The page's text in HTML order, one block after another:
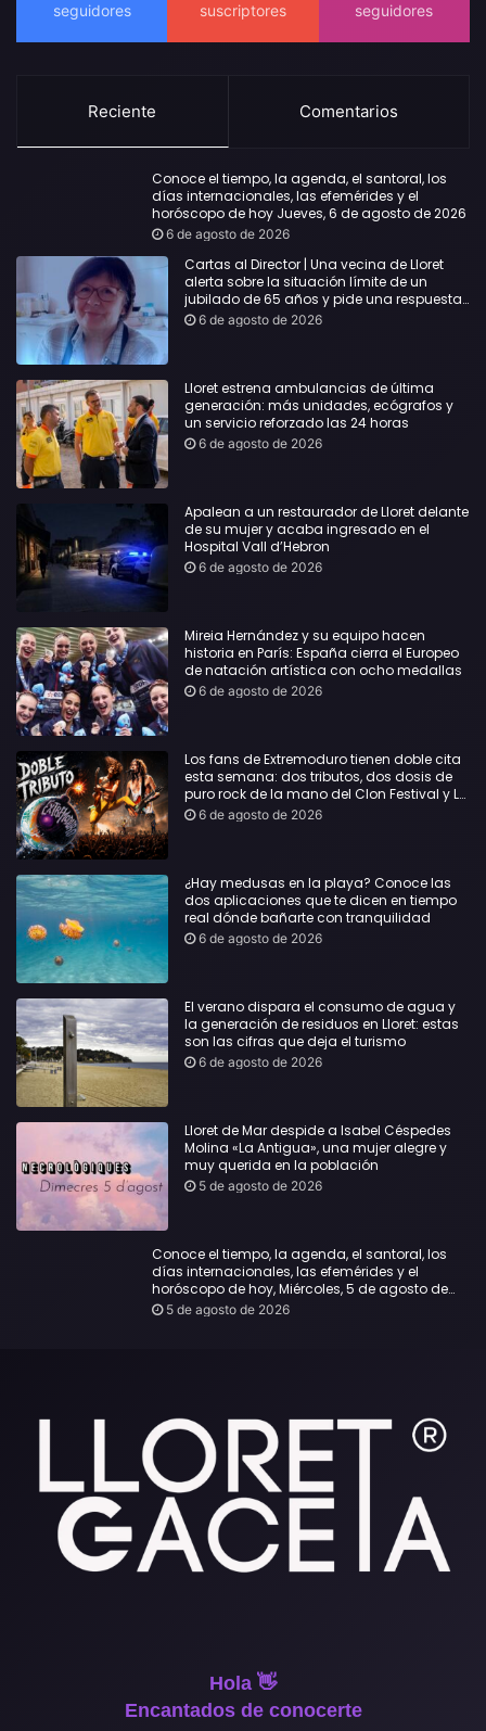
Reciente Comentarios
Conoce el tiempo, la agenda, el santoral, los
días internacionales, las efemérides y el
horóscopo de hoy Jueves, 6 de agosto de 2026
6 de agosto de 2026
Cartas al Director | Una vecina de Lloret
alerta sobre la situación límite de un
jubilado de 65 años y pide una respuesta
urgente
6 de agosto de 2026
Lloret estrena ambulancias de última
generación: más unidades, ecógrafos y
un servicio reforzado las 24 horas
6 de agosto de 2026
Apalean a un restaurador de Lloret delante
de su mujer y acaba ingresado en el
Hospital Vall d’Hebron
6 de agosto de 2026
Mireia Hernández y su equipo hacen
historia en París: España cierra el Europeo
de natación artística con ocho medallas
6 de agosto de 2026
Los fans de Extremoduro tienen doble cita
esta semana: dos tributos, dos dosis de
puro rock de la mano del Clon Festival y La
Jarana
6 de agosto de 2026
¿Hay medusas en la playa? Conoce las
dos aplicaciones que te dicen en tiempo
real dónde bañarte con tranquilidad
6 de agosto de 2026
El verano dispara el consumo de agua y
la generación de residuos en Lloret: estas
son las cifras que deja el turismo
6 de agosto de 2026
Lloret de Mar despide a Isabel Céspedes
Molina «La Antigua», una mujer alegre y
muy querida en la población
5 de agosto de 2026
Conoce el tiempo, la agenda, el santoral, los
días internacionales, las efemérides y el
horóscopo de hoy, Miércoles, 5 de agosto de
2026:
5 de agosto de 2026
Hola 👋
Encantados de conocerte